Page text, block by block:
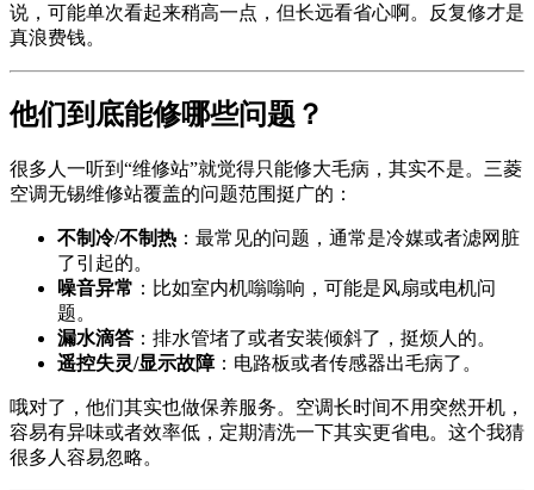
说，可能单次看起来稍高一点，但长远看省心啊。反复修才是
真浪费钱。
他们到底能修哪些问题？
很多人一听到“维修站”就觉得只能修大毛病，其实不是。三菱
空调无锡维修站覆盖的问题范围挺广的：
不制冷/不制热 ：最常见的问题，通常是冷媒或者滤网脏
了引起的。
噪音异常 ：比如室内机嗡嗡响，可能是风扇或电机问
题。
漏水滴答 ：排水管堵了或者安装倾斜了，挺烦人的。
遥控失灵/显示故障：电路板或者传感器出毛病了。
哦对了，他们其实也做保养服务。空调长时间不用突然开机，
容易有异味或者效率低，定期清洗一下其实更省电。这个我猜
很多人容易忽略。